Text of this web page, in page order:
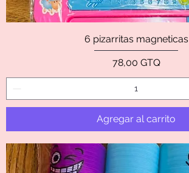
6 pizarritas magneticas
Precio
78,00 GTQ
Agregar al carrito